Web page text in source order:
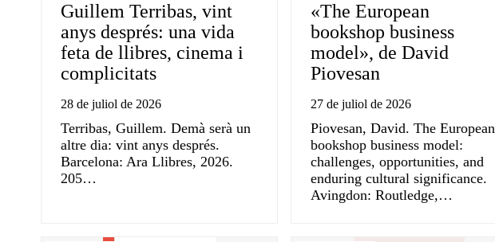
Guillem Terribas, vint
anys després: una vida
feta de llibres, cinema i
complicitats
28 de juliol de 2026
Terribas, Guillem. Demà serà un
altre dia: vint anys després.
Barcelona: Ara Llibres, 2026.
205…
«The European
bookshop business
model», de David
Piovesan
27 de juliol de 2026
Piovesan, David. The European
bookshop business model:
challenges, opportunities, and
enduring cultural significance.
Avingdon: Routledge,…